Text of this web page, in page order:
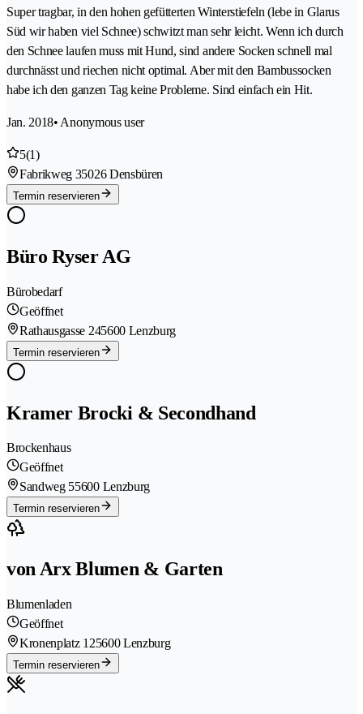
Super tragbar, in den hohen gefütterten Winterstiefeln (lebe in Glarus
Süd wir haben viel Schnee) schwitzt man sehr leicht. Wenn ich durch
den Schnee laufen muss mit Hund, sind andere Socken schnell mal
durchnässt und riechen nicht optimal. Aber mit den Bambussocken
habe ich den ganzen Tag keine Probleme. Sind einfach ein Hit.
Jan. 2018• Anonymous user
5(1)
Fabrikweg 35026 Densbüren
Termin reservieren
Büro Ryser AG
Bürobedarf
Geöffnet
Rathausgasse 245600 Lenzburg
Termin reservieren
Kramer Brocki & Secondhand
Brockenhaus
Geöffnet
Sandweg 55600 Lenzburg
Termin reservieren
von Arx Blumen & Garten
Blumenladen
Geöffnet
Kronenplatz 125600 Lenzburg
Termin reservieren